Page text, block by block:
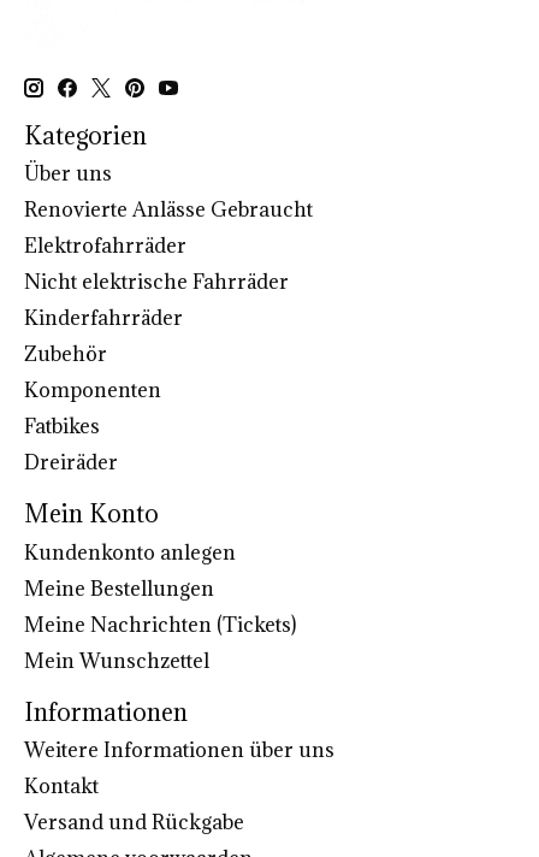
Kategorien
Über uns
Renovierte Anlässe Gebraucht
Elektrofahrräder
Nicht elektrische Fahrräder
Kinderfahrräder
Zubehör
Komponenten
Fatbikes
Dreiräder
Mein Konto
Kundenkonto anlegen
Meine Bestellungen
Meine Nachrichten (Tickets)
Mein Wunschzettel
Informationen
Weitere Informationen über uns
Kontakt
Versand und Rückgabe